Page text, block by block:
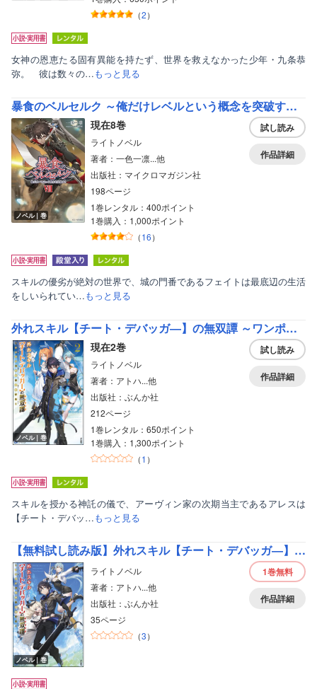
（2）
女神の恩恵たる固有異能を持たず、世界を救えなかった少年・九条恭
弥。 彼は数々の…もっと見る
暴食のベルセルク ～俺だけレベルという概念を突破する～
ノベル｜巻
現在8巻
ライトノベル
著者：一色一凛...他
出版社：マイクロマガジン社
198ページ
1巻レンタル：400ポイント
1巻購入：1,000ポイント
（16）
試し読み
作品詳細
スキルの優劣が絶対の世界で、城の門番であるフェイトは最底辺の生活
をしいられてい…もっと見る
外れスキル【チート・デバッガ―】の無双譚 ～ワンポチで世界を改変する～ 【電子限定SS付】
ノベル｜巻
現在2巻
ライトノベル
著者：アトハ...他
出版社：ぶんか社
212ページ
1巻レンタル：650ポイント
1巻購入：1,300ポイント
（1 ）
試し読み
作品詳細
スキルを授かる神託の儀で、アーヴィン家の次期当主であるアレスは
【チート・デバッ…もっと見る
【無料試し読み版】外れスキル【チート・デバッガ―】の無双譚 ～ワンポチで世界を改変する～
ノベル｜巻
ライトノベル
著者：アトハ...他
出版社：ぶんか社
35ページ
（3）
1巻無料
作品詳細